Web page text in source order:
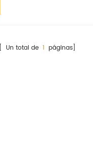
[ Un total de1 páginas]